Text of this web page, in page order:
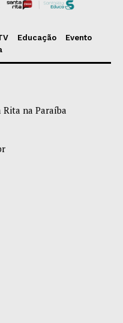
Educação
Evento
Rita na Paraíba